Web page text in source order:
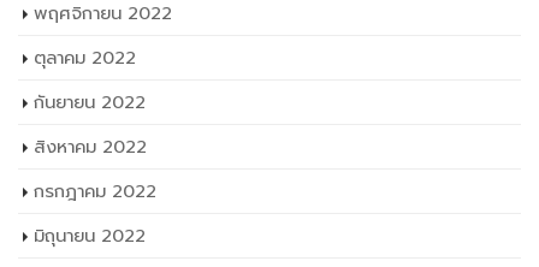
สิงหาคม 2022
กรกฎาคม 2022
มิถุนายน 2022
พฤษภาคม 2022
เมษายน 2022
มีนาคม 2022